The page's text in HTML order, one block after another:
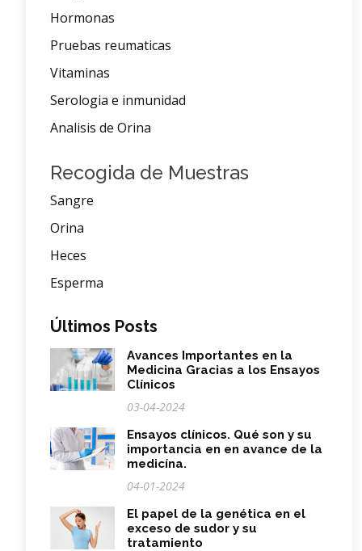
Hormonas
Pruebas reumaticas
Vitaminas
Serologia e inmunidad
Analisis de Orina
Recogida de Muestras
Sangre
Orina
Heces
Esperma
Últimos Posts
Avances Importantes en la
Medicina Gracias a los Ensayos
Clínicos
03-04-2024
Ensayos clínicos. Qué son y su
importancia en en avance de la
medicína.
04-01-2024
El papel de la genética en el
exceso de sudor y su
tratamiento